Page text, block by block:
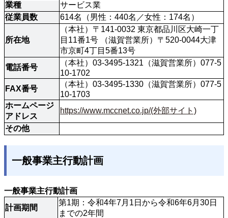
業種
サービス業
従業員数
614名（男性：440名／女性：174名）
所在地
（本社）〒141-0032 東京都品川区大崎一丁
目11番1号 （滋賀営業所）〒520-0044大津
市京町4丁目5番13号
電話番号
（本社）03-3495-1321（滋賀営業所）077-5
10-1702
FAX番号
（本社）03-3495-1330（滋賀営業所）077-5
10-1703
ホームページ
アドレス
https://www.mccnet.co.jp/(外部サイト)
その他
一般事業主行動計画
一般事業主行動計画
計画期間
第1期：令和4年7月1日から令和6年6月30日
までの2年間